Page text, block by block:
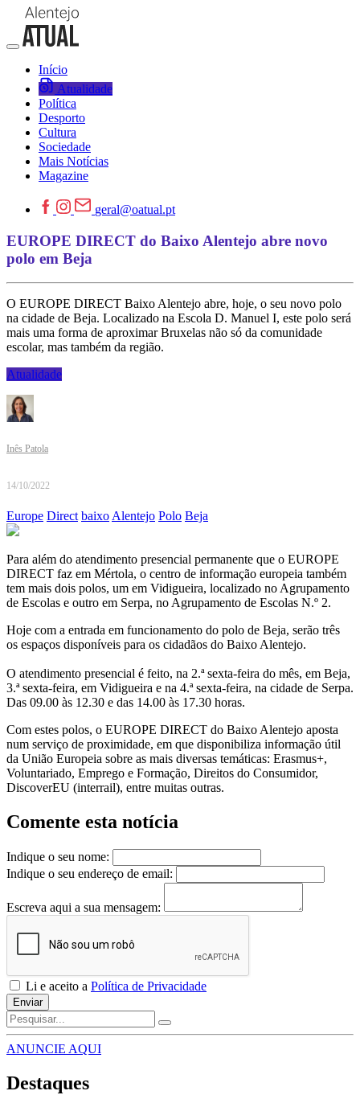
Início
Atualidade
Política
Desporto
Cultura
Sociedade
Mais Notícias
Magazine
geral@oatual.pt
EUROPE DIRECT do Baixo Alentejo abre novo
polo em Beja
O EUROPE DIRECT Baixo Alentejo abre, hoje, o seu novo polo
na cidade de Beja. Localizado na Escola D. Manuel I, este polo será
mais uma forma de aproximar Bruxelas não só da comunidade
escolar, mas também da região.
Atualidade
Inês Patola
14/10/2022
Europe Direct baixoAlentejo Polo Beja
Para além do atendimento presencial permanente que o EUROPE
DIRECT faz em Mértola, o centro de informação europeia também
tem mais dois polos, um em Vidigueira, localizado no Agrupamento
de Escolas e outro em Serpa, no Agrupamento de Escolas N.º 2.
Hoje com a entrada em funcionamento do polo de Beja, serão três
os espaços disponíveis para os cidadãos do Baixo Alentejo.
O atendimento presencial é feito, na 2.ª sexta-feira do mês, em Beja,
3.ª sexta-feira, em Vidigueira e na 4.ª sexta-feira, na cidade de Serpa.
Das 09.00 às 12.30 e das 14.00 às 17.30 horas.
Com estes polos, o EUROPE DIRECT do Baixo Alentejo aposta
num serviço de proximidade, em que disponibiliza informação útil
da União Europeia sobre as mais diversas temáticas: Erasmus+,
Voluntariado, Emprego e Formação, Direitos do Consumidor,
DiscoverEU (interrail), entre muitas outras.
Comente esta notícia
Indique o seu nome:
Indique o seu endereço de email:
Escreva aqui a sua mensagem:
Li e aceito a Política de Privacidade
Enviar
ANUNCIE AQUI
Destaques